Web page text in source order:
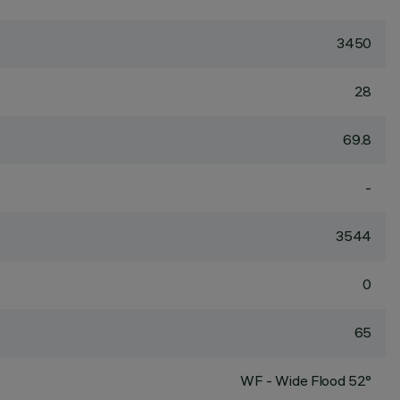
3450
28
69.8
-
3544
0
65
WF - Wide Flood 52°